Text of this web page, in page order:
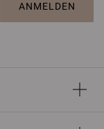
ANMELDEN